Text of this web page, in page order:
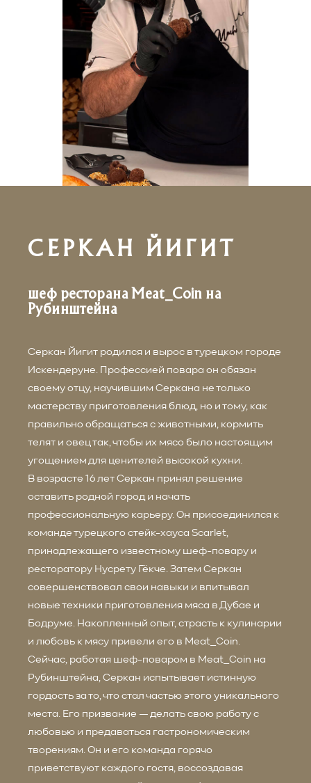
СЕРКАН ЙИГИТ
шеф ресторана Meat_Coin на
Рубинштейна
Серкан Йигит родился и вырос в турецком городе
Искендеруне. Профессией повара он обязан
своему отцу, научившим Серкана не только
мастерству приготовления блюд, но и тому, как
правильно обращаться с животными, кормить
телят и овец так, чтобы их мясо было настоящим
угощением для ценителей высокой кухни.
В возрасте 16 лет Серкан принял решение
оставить родной город и начать
профессиональную карьеру. Он присоединился к
команде турецкого стейк-хауса Scarlet,
принадлежащего известному шеф-повару и
ресторатору Нусрету Гёкче. Затем Серкан
совершенствовал свои навыки и впитывал
новые техники приготовления мяса в Дубае и
Бодруме. Накопленный опыт, страсть к кулинарии
и любовь к мясу привели его в Meat_Coin.
Сейчас, работая шеф-поваром в Meat_Coin на
Рубинштейна, Серкан испытывает истинную
гордость за то, что стал частью этого уникального
места. Его призвание — делать свою работу с
любовью и предаваться гастрономическим
творениям. Он и его команда горячо
приветствуют каждого гостя, воссоздавая